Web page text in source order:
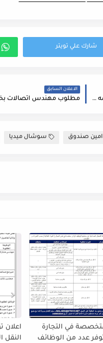
ـــــــــــــــــــــــــــــــــــــــــــــــــــــــــــــــــــ
يرغب سوبرماركت خيرات القدس لفرع شارع عبدالله غوشه يملئ الشواغر التاليه
الاعلان السابق
امين صندوق سوشال ميديا
في التجارة
عدد من الوظائف
اعلان
النقل